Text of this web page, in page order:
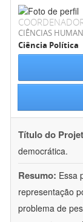
CIÊNCIAS
Ciência Política
Título do
democrática.
Resumo: Essa
representação
problema de